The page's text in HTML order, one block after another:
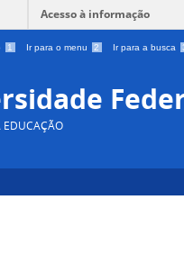
Acesso à informação
1 Ir para o menu 2 Ir para a busca
EDUCAÇÃO